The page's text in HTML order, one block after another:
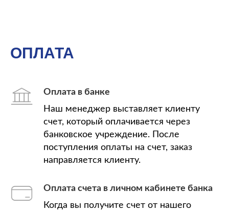
ОПЛАТА
Оплата в банке
Наш менеджер выставляет клиенту
счет, который оплачивается через
банковское учреждение. После
поступления оплаты на счет, заказ
направляется клиенту.
Оплата счета в личном кабинете банка
Когда вы получите счет от нашего